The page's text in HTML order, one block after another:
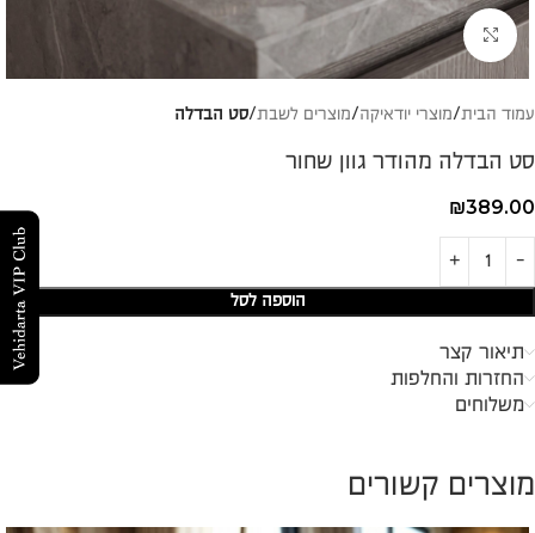
להגדלת התמונה
עמוד הבית מוצרי יודאיקה מוצרים לשבת סט הבדלה
סט הבדלה מהודר גוון שחור
₪389.00
הוספה לסל
תיאור קצר
החזרות והחלפות
משלוחים
מוצרים קשורים